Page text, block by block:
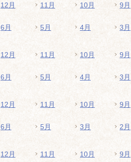
12月 11月 10月 9月
6月 5月 4月 3月
12月 11月 10月 9月
6月 5月 4月 3月
12月 11月 10月 9月
6月 5月 3月 2月
12月 11月 10月 9月